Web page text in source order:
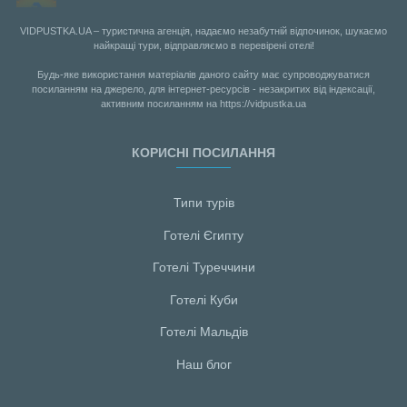
VIDPUSTKA.UA – туристична агенція, надаємо незабутній відпочинок, шукаємо
найкращі тури, відправляємо в перевірені отелі!
Будь-яке використання матеріалів даного сайту має супроводжуватися
посиланням на джерело, для інтернет-ресурсів - незакритих від індексації,
активним посиланням на https://vidpustka.ua
КОРИСНІ ПОСИЛАННЯ
Типи турів
Готелі Єгипту
Готелі Туреччини
Готелі Куби
Готелі Мальдiв
Наш блог